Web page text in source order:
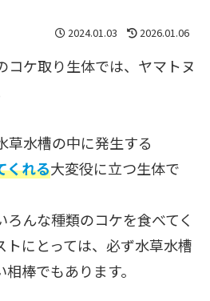
2024.01.03 2026.01.06
コケ取り生体では、ヤマトヌ
草水槽の中に発生する
くれる大変役に立つ生体で
んな種類のコケを食べてく
トにとっては、必ず水草水槽
棒でもあります。